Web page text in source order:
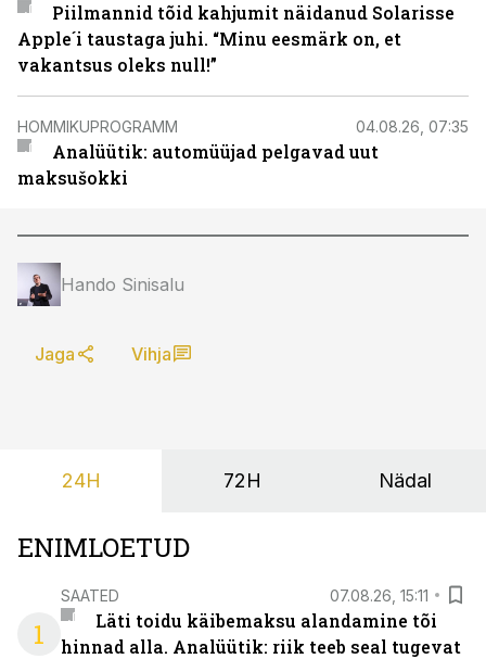
Piilmannid tõid kahjumit näidanud Solarisse
Apple´i taustaga juhi. “Minu eesmärk on, et
vakantsus oleks null!”
HOMMIKUPROGRAMM 04.08.26, 07:35
Analüütik: automüüjad pelgavad uut
maksušokki
Hando Sinisalu
Jaga Vihja
24H 72H Nädal
ENIMLOETUD
1
SAATED 07.08.26, 15:11
Läti toidu käibemaksu alandamine tõi
hinnad alla. Analüütik: riik teeb seal tugevat